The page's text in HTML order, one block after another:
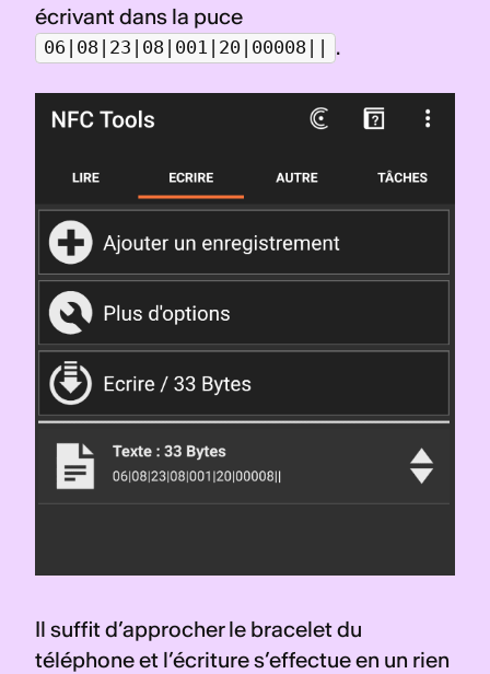
06|08|23|08|001|20|00008|| .
Il suffit d’approcher le bracelet du
téléphone et l’écriture s’effectue en un rien